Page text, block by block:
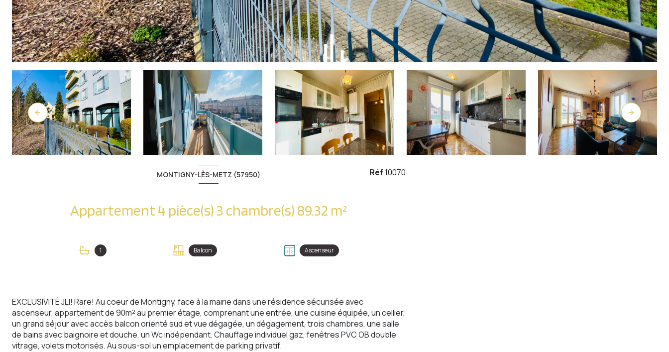
MONTIGNY-LÈS-METZ (57950)
Appartement 4 pièce(s) 3 chambre(s) 89.32 m²
1 Balcon Ascenseur
Réf10070
EXCLUSIVITÉ JLI! Rare! Au coeur de Montigny, face à la mairie dans une résidence sécurisée avec
ascenseur, appartement de 90m² au premier étage, comprenant une entrée, une cuisine équipée, un cellier,
un grand séjour avec accès balcon orienté sud et vue dégagée, un dégagement, trois chambres, une salle
de bains avec baignoire et douche, un Wc indépendant. Chauffage individuel gaz, fenêtres PVC OB double
vitrage, volets motorisés. Au sous-sol un emplacement de parking privatif.